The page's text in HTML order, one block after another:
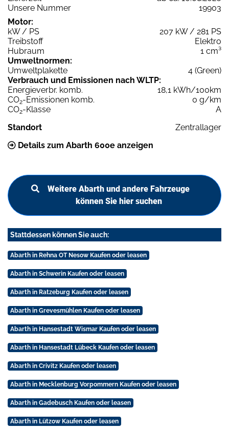
Unsere Nummer
19903
Motor:
kW / PS
207 kW / 281 PS
Treibstoff
Elektro
Hubraum
1 cm³
Umweltnormen:
Umweltplakette
4 (Green)
Verbrauch und Emissionen nach WLTP:
Energieverbr. komb.
18,1 kWh/100km
CO2-Emissionen komb.
0 g/km
CO2-Klasse
A
Standort
Zentrallager
Details zum Abarth 600e anzeigen
Weitere Abarth und andere Fahrzeuge
können Sie hier suchen
Stattdessen können Sie auch:
Abarth in Rehna OT Nesow Kaufen oder leasen
Abarth in Schwerin Kaufen oder leasen
Abarth in Ratzeburg Kaufen oder leasen
Abarth in Grevesmühlen Kaufen oder leasen
Abarth in Hansestadt Wismar Kaufen oder leasen
Abarth in Hansestadt Lübeck Kaufen oder leasen
Abarth in Crivitz Kaufen oder leasen
Abarth in Mecklenburg Vorpommern Kaufen oder leasen
Abarth in Gadebusch Kaufen oder leasen
Abarth in Lützow Kaufen oder leasen